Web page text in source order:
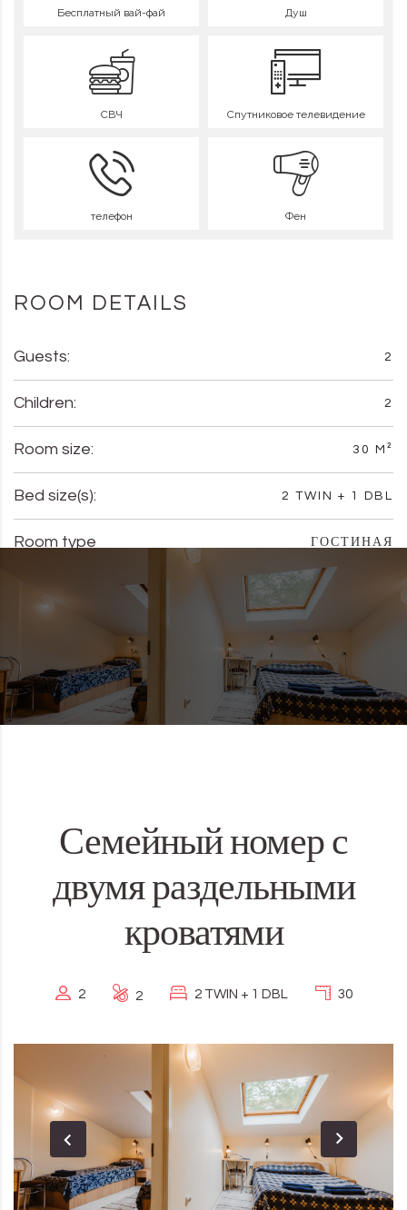
Бесплатный вай-фай Душ
СВЧ Спутниковое телевидение
телефон Фен
ROOM DETAILS
Guests: 2
Children: 2
Room size: 30 M²
Bed size(s): 2 TWIN + 1 DBL
Room type ГОСТИНАЯ
Семейный номер с
двумя раздельными
кроватями
2 2 2 TWIN + 1 DBL 30